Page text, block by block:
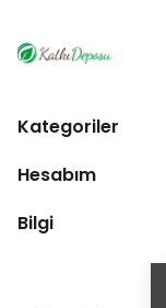
Kategoriler
Hesabım
Bilgi